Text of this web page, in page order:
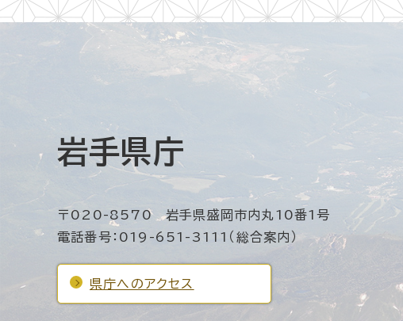
岩手県庁
〒020-8570 岩手県盛岡市内丸10番1号
電話番号：019-651-3111（総合案内）
県庁へのアクセス